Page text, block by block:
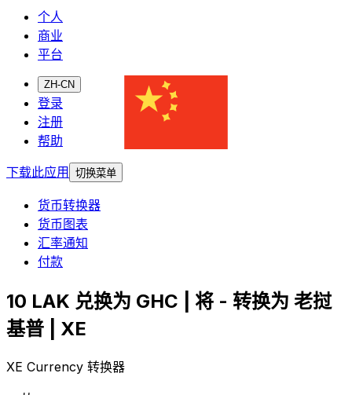
个人
商业
平台
ZH-CN
登录
注册
帮助
下载此应用
切换菜单
货币转换器
货币图表
汇率通知
付款
10 LAK 兑换为 GHC | 将 - 转换为 老挝
基普 | XE
XE Currency 转换器